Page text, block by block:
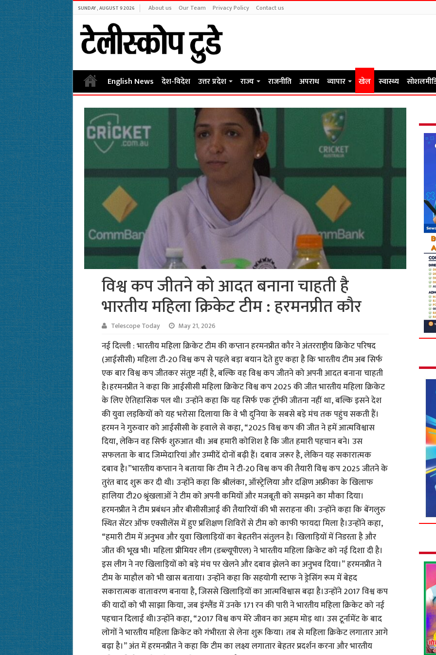
SUNDAY , AUGUST 9 2026 About us Our Team Privacy Policy Contact us
English News देश-विदेश उत्तर प्रदेश राज्य राजनीति अपराध व्यापार खेल स्वास्थ्य
विश्व कप जीतने को आदत बनाना चाहती है
भारतीय महिला क्रिकेट टीम : हरमनप्रीत कौर
Telescope Today May 21, 2026
नई दिल्ली : भारतीय महिला क्रिकेट टीम की कप्तान हरमनप्रीत कौर ने अंतरराष्ट्रीय क्रिकेट परिषद
(आईसीसी) महिला टी-20 विश्व कप से पहले बड़ा बयान देते हुए कहा है कि भारतीय टीम अब सिर्फ
एक बार विश्व कप जीतकर संतुष्ट नहीं है, बल्कि वह विश्व कप जीतने को अपनी आदत बनाना चाहती
है।हरमनप्रीत ने कहा कि आईसीसी महिला क्रिकेट विश्व कप 2025 की जीत भारतीय महिला क्रिकेट
के लिए ऐतिहासिक पल थी। उन्होंने कहा कि यह सिर्फ एक ट्रॉफी जीतना नहीं था, बल्कि इसने देश
की युवा लड़कियों को यह भरोसा दिलाया कि वे भी दुनिया के सबसे बड़े मंच तक पहुंच सकती हैं।
हरमन ने गुरुवार को आईसीसी के हवाले से कहा, “2025 विश्व कप की जीत ने हमें आत्मविश्वास
दिया, लेकिन वह सिर्फ शुरुआत थी। अब हमारी कोशिश है कि जीत हमारी पहचान बने। उस
सफलता के बाद जिम्मेदारियां और उम्मीदें दोनों बढ़ी हैं। दबाव जरूर है, लेकिन यह सकारात्मक
दबाव है।”भारतीय कप्तान ने बताया कि टीम ने टी-20 विश्व कप की तैयारी विश्व कप 2025 जीतने के
तुरंत बाद शुरू कर दी थी। उन्होंने कहा कि श्रीलंका, ऑस्ट्रेलिया और दक्षिण अफ्रीका के खिलाफ
हालिया टी20 श्रृंखलाओं ने टीम को अपनी कमियों और मजबूती को समझने का मौका दिया।
हरमनप्रीत ने टीम प्रबंधन और बीसीसीआई की तैयारियों की भी सराहना की। उन्होंने कहा कि बेंगलुरु
स्थित सेंटर ऑफ एक्सीलेंस में हुए प्रशिक्षण शिविरों से टीम को काफी फायदा मिला है।उन्होंने कहा,
“हमारी टीम में अनुभव और युवा खिलाड़ियों का बेहतरीन संतुलन है। खिलाड़ियों में निडरता है और
जीत की भूख भी। महिला प्रीमियर लीग (डब्ल्यूपीएल) ने भारतीय महिला क्रिकेट को नई दिशा दी है।
इस लीग ने नए खिलाड़ियों को बड़े मंच पर खेलने और दबाव झेलने का अनुभव दिया।” हरमनप्रीत ने
टीम के माहौल को भी खास बताया। उन्होंने कहा कि सहयोगी स्टाफ ने ड्रेसिंग रूम में बेहद
सकारात्मक वातावरण बनाया है, जिससे खिलाड़ियों का आत्मविश्वास बढ़ा है।उन्होंने 2017 विश्व कप
की यादों को भी साझा किया, जब इंग्लैंड में उनके 171 रन की पारी ने भारतीय महिला क्रिकेट को नई
पहचान दिलाई थी।उन्होंने कहा, “2017 विश्व कप मेरे जीवन का अहम मोड़ था। उस टूर्नामेंट के बाद
लोगों ने भारतीय महिला क्रिकेट को गंभीरता से लेना शुरू किया। तब से महिला क्रिकेट लगातार आगे
बढ़ा है।” अंत में हरमनप्रीत ने कहा कि टीम का लक्ष्य लगातार बेहतर प्रदर्शन करना और भारतीय